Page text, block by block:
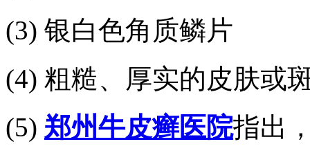
(3) 银白色角质鳞片
(4) 粗糙、厚实的皮肤或
(5) 郑州牛皮癣医院指出